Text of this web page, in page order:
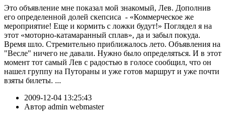
Это объявление мне показал мой знакомый, Лев. Дополнив
его определенной долей скепсиса - «Коммерческое же
мероприятие! Еще и кормить с ложки будут!» Поглядел я на
этот «моторно-катамаранный сплав», да и забыл покуда.
Время шло. Стремительно приближалось лето. Объявления на
"Весле" ничего не давали. Нужно было определяться. И в этот
момент тот самый Лев с радостью в голосе сообщил, что он
нашел группу на Путораны и уже готов маршрут и уже почти
взяты билеты. ...
2009-12-04 13:25:43
Автор admin webmaster